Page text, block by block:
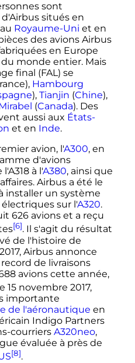
sont
situés en
Royaume-Uni et en
des avions Airbus
en Europe
monde entier. Mais
final (FAL) se
Hambourg
), Tianjin (Chine),
(Canada). Des
aussi aux États-
et en Inde.
avion, l'A300, en
d'avions
à l'A380, ainsi que
Airbus a été le
installer un système
sur l'A320.
626 avionset a reçu
[6]. Il s'agit du résultat
de l'histoire de
Airbus annonce
de livraisons
avions cette année,
15 novembre 2017,
importante
de l'aéronautique en
Indigo Partners
courriers A320neo,
évaluée à près de
[8].